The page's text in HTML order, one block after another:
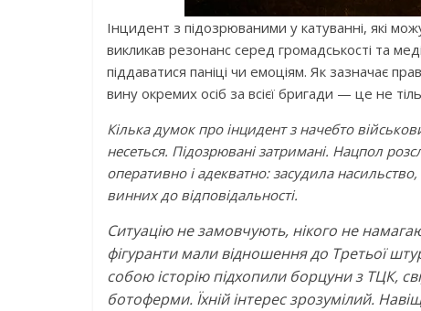
Інцидент з підозрюваними у катуванні, які
викликав резонанс серед громадськості та
піддаватися паніці чи емоціям. Як зазначає
вину окремих осіб за всієї бригади — це не
Кілька думок про інцидент з начебто
несеться. Підозрювані затримані. Нацпол
оперативно і адекватно: засудила
винних до відповідальності.
Ситуацію не замовчують, нікого не
фігуранти мали відношення до Третьої
собою історію підхопили борцуни з ТЦК,
ботоферми. Їхній інтерес зрозумілий.